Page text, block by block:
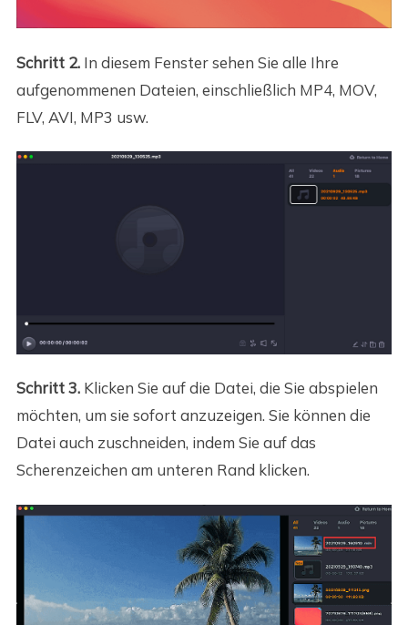
Schritt 2. In diesem Fenster sehen Sie alle Ihre
aufgenommenen Dateien, einschließlich MP4, MOV,
FLV, AVI, MP3 usw.
Schritt 3.Klicken Sie auf die Datei, die Sie abspielen
möchten, um sie sofort anzuzeigen. Sie können die
Datei auch zuschneiden, indem Sie auf das
Scherenzeichen am unteren Rand klicken.